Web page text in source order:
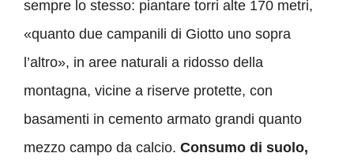
sempre lo stesso: piantare torri alte 170 metri,
«quanto due campanili di Giotto uno sopra
l’altro», in aree naturali a ridosso della
montagna, vicine a riserve protette, con
basamenti in cemento armato grandi quanto
mezzo campo da calcio. Consumo di suolo,